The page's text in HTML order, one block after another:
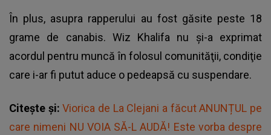
În plus, asupra rapperului au fost găsite peste 18
grame de canabis. Wiz Khalifa nu şi-a exprimat
acordul pentru muncă în folosul comunităţii, condiţie
care i-ar fi putut aduce o pedeapsă cu suspendare.
Citește și:Viorica de La Clejani a făcut ANUNȚUL pe
care nimeni NU VOIA SĂ-L AUDĂ! Este vorba despre